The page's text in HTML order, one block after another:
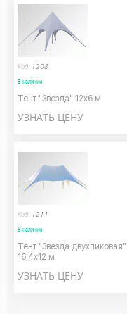
Код: 1208
В наличии
Тент "Звезда" 12х6 м
УЗНАТЬ ЦЕНУ
Код: 1211
В наличии
Тент "Звезда двухпиковая"
16,4х12 м
УЗНАТЬ ЦЕНУ